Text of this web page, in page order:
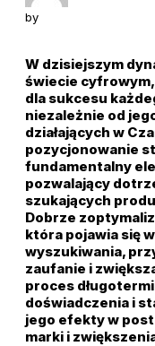
by
W dzisiejszym
świecie
dla sukcesu
niezależnie od
działających w
pozycjonowanie
fundamentalny
pozwalający
szukających
Dobrze
która pojawia się
wyszukiwania,
zaufanie i
proces
doświadczenia i
jego efekty w
marki i